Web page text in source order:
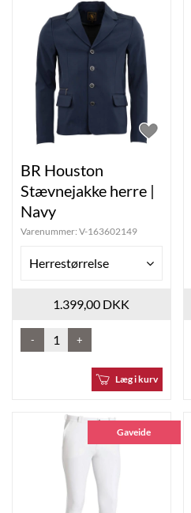
BR Houston
Stævnejakke herre |
Navy
Varenummer: V-163602149
Herrestørrelse
1.399,00 DKK
- +
Læg i kurv
Gaveide